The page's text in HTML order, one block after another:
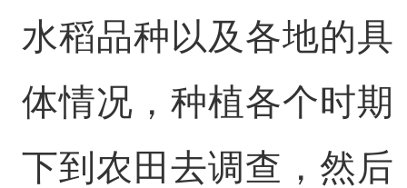
水稻品种以及各地的具
体情况，种植各个时期
下到农田去调查，然后